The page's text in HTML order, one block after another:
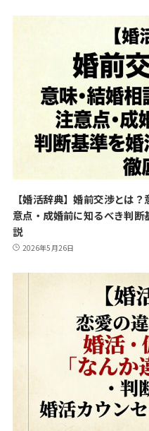
【婚活辞典】婚前交渉とは
意点・成婚前に知るべき判
説
2026年5月26日